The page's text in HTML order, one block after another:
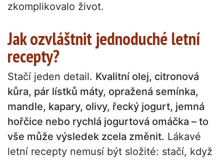
zkomplikovalo život.
Jak ozvláštnit jednoduché letní
recepty?
Stačí jeden detail. Kvalitní olej, citronová
kůra, pár lístků máty, opražená semínka,
mandle, kapary, olivy, řecký jogurt, jemná
hořčice nebo rychlá jogurtová omáčka – to
vše může výsledek zcela změnit. Lákavé
letní recepty nemusí být složité: stačí, když